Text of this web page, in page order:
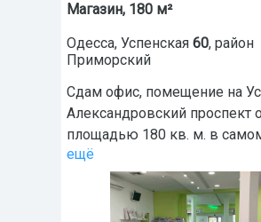
Магазин, 180 м²
Одесса, Успенская 60, район
Приморский
Сдам офис, помещение на
Александровский проспект
площадью 180 кв. м. в
ещё